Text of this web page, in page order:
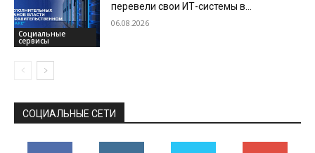
Социальные
сервисы
перевели свои ИТ-системы в
«Правительственное облако»
06.08.2026
СОЦИАЛЬНЫЕ СЕТИ